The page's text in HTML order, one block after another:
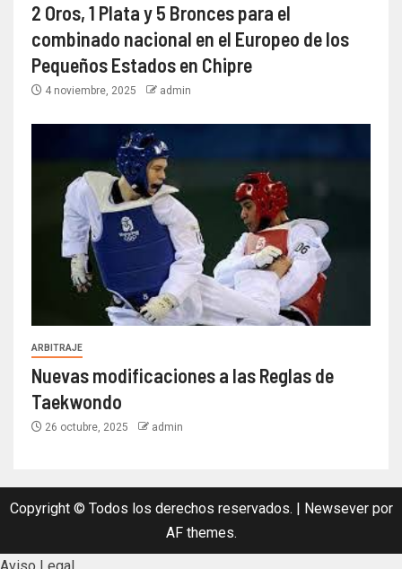
2 Oros, 1 Plata y 5 Bronces para el
combinado nacional en el Europeo de los
Pequeños Estados en Chipre
4 noviembre, 2025 admin
ARBITRAJE
Nuevas modificaciones a las Reglas de
Taekwondo
26 octubre, 2025 admin
Copyright © Todos los derechos reservados. | Newseverpor
AF themes.